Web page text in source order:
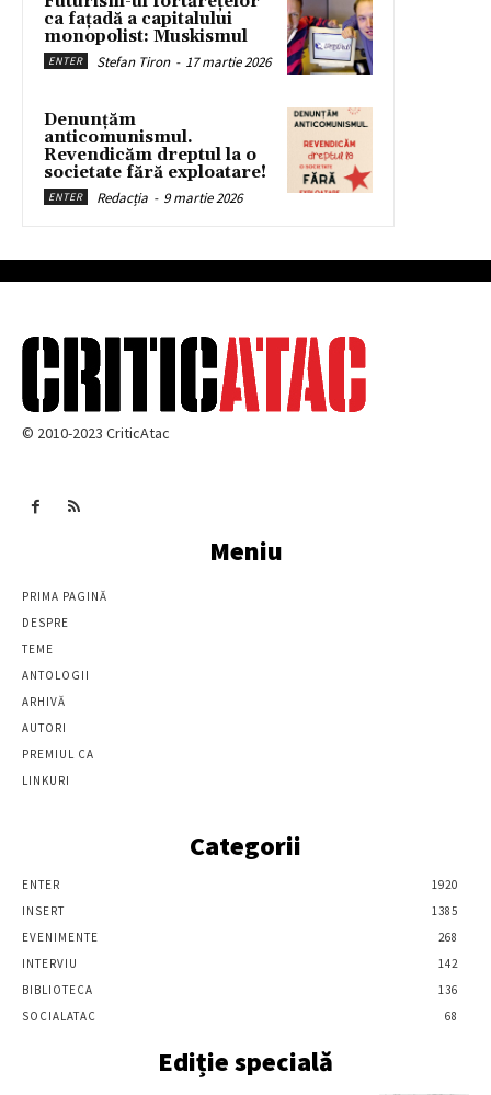
ca fațadă a capitalului
monopolist: Muskismul
ENTER Stefan Tiron - 17 martie 2026
Denunțăm
anticomunismul.
Revendicăm dreptul la o
societate fără exploatare!
ENTER Redacția - 9 martie 2026
© 2010-2023 CriticAtac
Meniu
PRIMA PAGINĂ
DESPRE
TEME
ANTOLOGII
ARHIVĂ
AUTORI
PREMIUL CA
LINKURI
Categorii
ENTER
1920
INSERT
1385
EVENIMENTE
268
INTERVIU
142
BIBLIOTECA
136
SOCIALATAC
68
Ediție specială